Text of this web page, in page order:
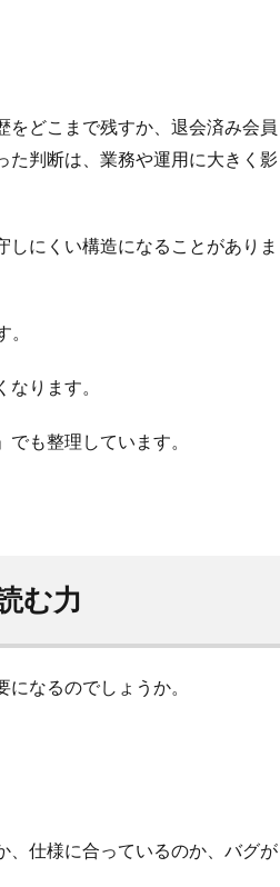
をどこまで残すか、退会済み会員
た判断は、業務や運用に大きく影
にくい構造になることがありま
ります。
」でも整理しています。
む力
なるのでしょうか。
、仕様に合っているのか、バグが